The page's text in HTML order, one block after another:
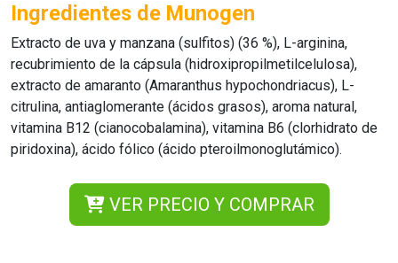
Ingredientes de Munogen
Extracto de uva y manzana (sulfitos) (36 %), L-arginina,
recubrimiento de la cápsula (hidroxipropilmetilcelulosa),
extracto de amaranto (Amaranthus hypochondriacus), L-
citrulina, antiaglomerante (ácidos grasos), aroma natural,
vitamina B12 (cianocobalamina), vitamina B6 (clorhidrato de
piridoxina), ácido fólico (ácido pteroilmonoglutámico).
VER PRECIO Y COMPRAR